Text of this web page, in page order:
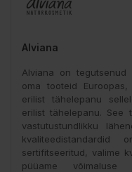
Alviana
Alviana on
oma tooteid
erilist tähelepanu
erilist tähelepanu. See
vastutustundlikku
sertifitseeritud, valime
püüame